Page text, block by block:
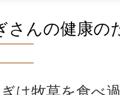
さんの健康の
は牧草を食べ